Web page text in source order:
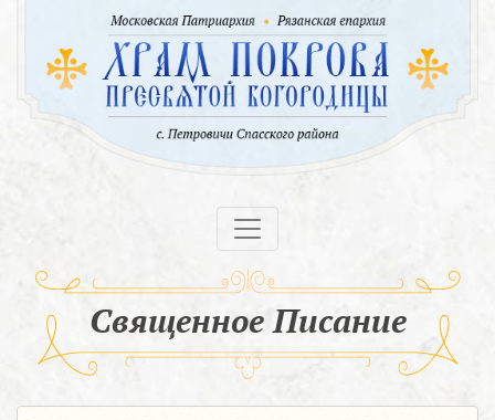
Священное Писание